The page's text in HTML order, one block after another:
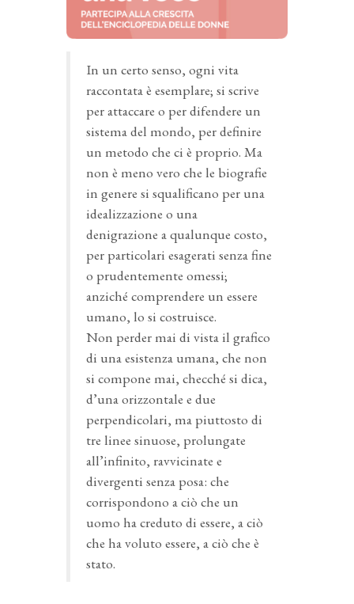
In un certo senso, ogni vita
raccontata è esemplare; si scrive
per attaccare o per difendere un
sistema del mondo, per definire
un metodo che ci è proprio. Ma
non è meno vero che le biografie
in genere si squalificano per una
idealizzazione o una
denigrazione a qualunque costo,
per particolari esagerati senza fine
o prudentemente omessi;
anziché comprendere un essere
umano, lo si costruisce.
Non perder mai di vista il grafico
di una esistenza umana, che non
si compone mai, checché si dica,
d’una orizzontale e due
perpendicolari, ma piuttosto di
tre linee sinuose, prolungate
all’infinito, ravvicinate e
divergenti senza posa: che
corrispondono a ciò che un
uomo ha creduto di essere, a ciò
che ha voluto essere, a ciò che è
stato.